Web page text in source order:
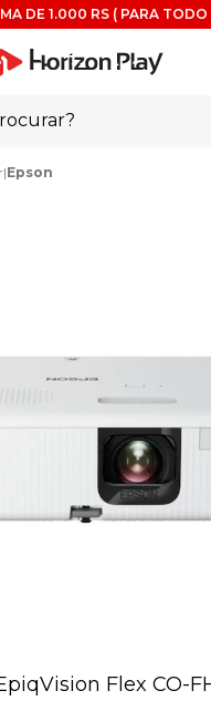
DE 1.000 RS ( PARA TODO
|Epson
Flex CO-